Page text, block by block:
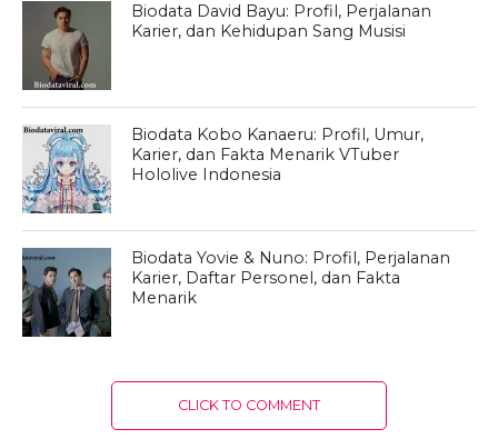
Biodata David Bayu: Profil, Perjalanan
Karier, dan Kehidupan Sang Musisi
Biodata Kobo Kanaeru: Profil, Umur,
Karier, dan Fakta Menarik VTuber
Hololive Indonesia
Biodata Yovie & Nuno: Profil, Perjalanan
Karier, Daftar Personel, dan Fakta
Menarik
CLICK TO COMMENT